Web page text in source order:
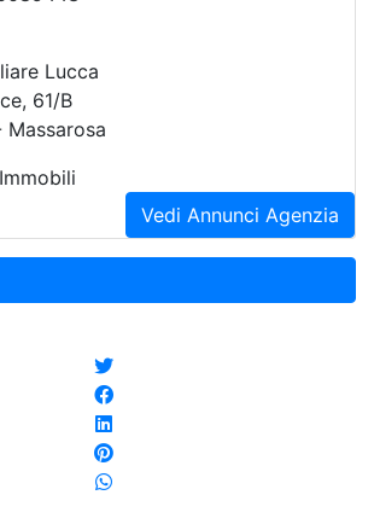
Lucca
61/B
Vedi Annunci Agenzia